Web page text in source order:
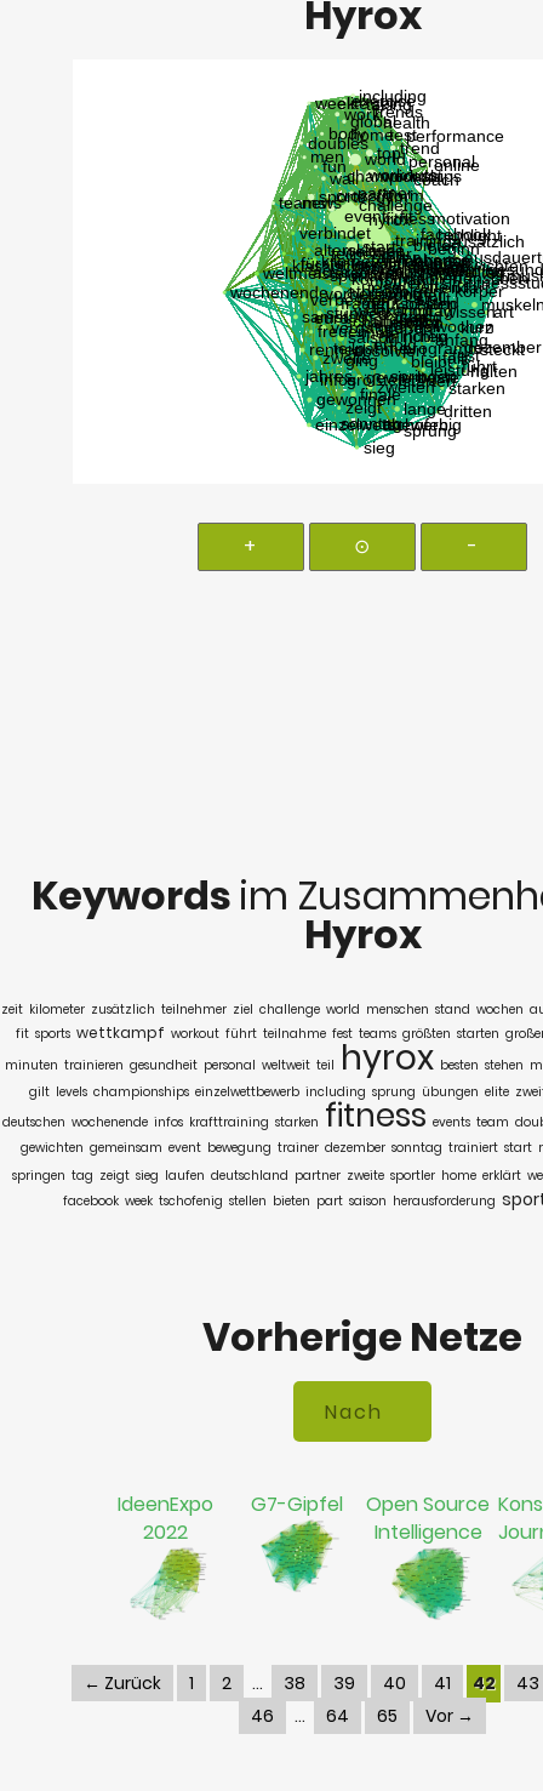
Hyrox
+ ⊙ -
Keywords im
Hyrox
zeit kilometer zusätzlich teilnehmer ziel challenge world menschen stand wochen
fit sports wettkampf workout führt teilnahme fest teams größten starten
minuten trainieren gesundheit personal weltweit teil hyrox besten stehen
gilt levels championships einzelwettbewerb including sprung übungen elite
deutschen wochenende infos krafttraining starken fitness events team
gewichten gemeinsam event bewegung trainer dezember sonntag trainiert start
springen tag zeigt sieg laufen deutschland partner zweite sportler home erklärt
facebook week tschofenig stellen bieten part saison herausforderung
Vorherige Netze
IdeenExpo
2022
G7-Gipfel
Open Source
Intelligence
← Zurück 1 2 38 39 40 41 42
43
46
64 65 Vor →